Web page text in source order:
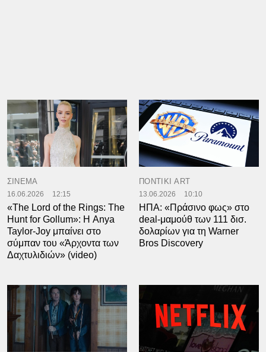
ΣΙΝΕΜΑ
16.06.2026 12:15
«The Lord of the Rings: The
Hunt for Gollum»: Η Anya
Taylor-Joy μπαίνει στο
σύμπαν του «Άρχοντα των
Δαχτυλιδιών» (video)
ΠΟΝΤΙΚΙ ART
13.06.2026 10:10
ΗΠΑ: «Πράσινο φως» στο
deal-μαμούθ των 111 δισ.
δολαρίων για τη Warner
Bros Discovery